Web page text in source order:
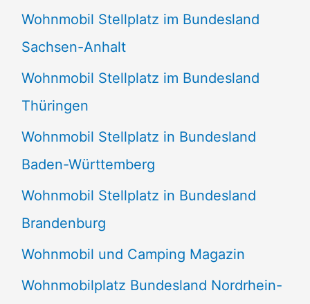
Wohnmobil Stellplatz im Bundesland
Sachsen-Anhalt
Wohnmobil Stellplatz im Bundesland
Thüringen
Wohnmobil Stellplatz in Bundesland
Baden-Württemberg
Wohnmobil Stellplatz in Bundesland
Brandenburg
Wohnmobil und Camping Magazin
Wohnmobilplatz Bundesland Nordrhein-